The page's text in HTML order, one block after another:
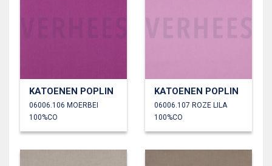
KATOENEN POPLIN
06006.106 MOERBEI
100%CO
KATOENEN POPLIN
06006.107 ROZE LILA
100%CO